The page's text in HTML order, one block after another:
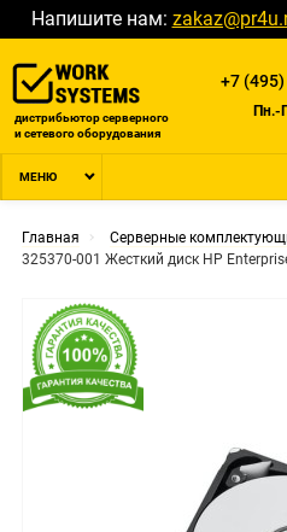
Напишите нам:
дистрибьютор серверного
и сетевого оборудования
+7
Пн.-
МЕНЮ
Главная Серверные
325370-001 Жесткий диск HP